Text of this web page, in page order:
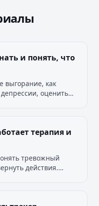
и понять, что
выгорание, как
депрессии, оценить
терапия и
тревожный
действия.